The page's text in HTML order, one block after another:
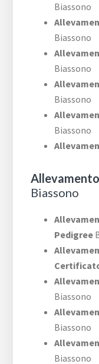
Biassono
Biassono
Biassono
Biassono
Biassono
Biassono
Pedigree
Biassono
Biassono
Biassono